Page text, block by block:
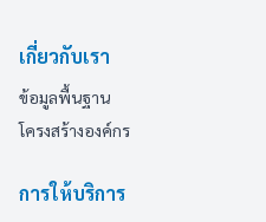
เกี่ยวกับเรา
ข้อมูลพื้นฐาน
โครงสร้างองค์กร
การให้บริการ